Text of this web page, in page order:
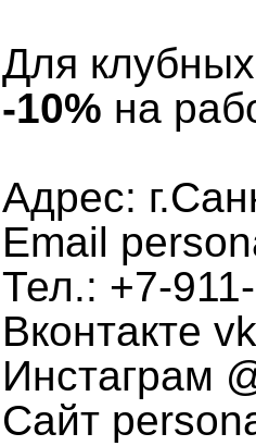
Для
-10% на
Адрес:
Email
Тел.: +7-
Вконтакте
Инстаграм
Сайт